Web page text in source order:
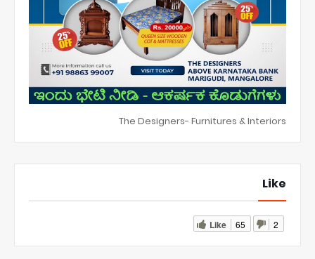
The Designers- Furnitures & Interiors
Like
Like 65 2